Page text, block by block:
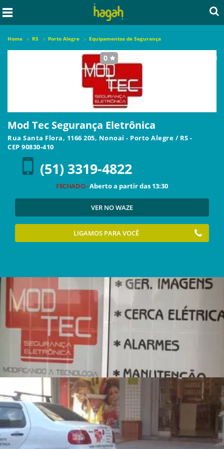
Home RS Porto Alegre Equipamentos de Segurança
0 seja o primeiro a avaliar este local
Mod Tec Segurança Eletrônica
Rua Santa Flora, 1166 205, Nonoai - Porto Alegre / RS -
CEP 90830-410
(51) 3319-4822
FECHADO -Aberto a partir das 13:30
VER NO WAZE
LIGAMOS PARA VOCÊ